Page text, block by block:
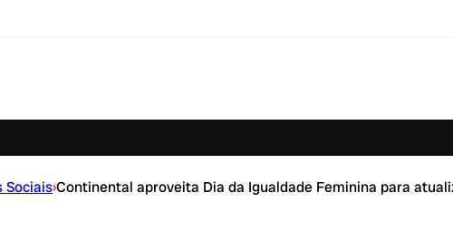
Sociais›Continental aproveita Dia da Igualdade Feminina para